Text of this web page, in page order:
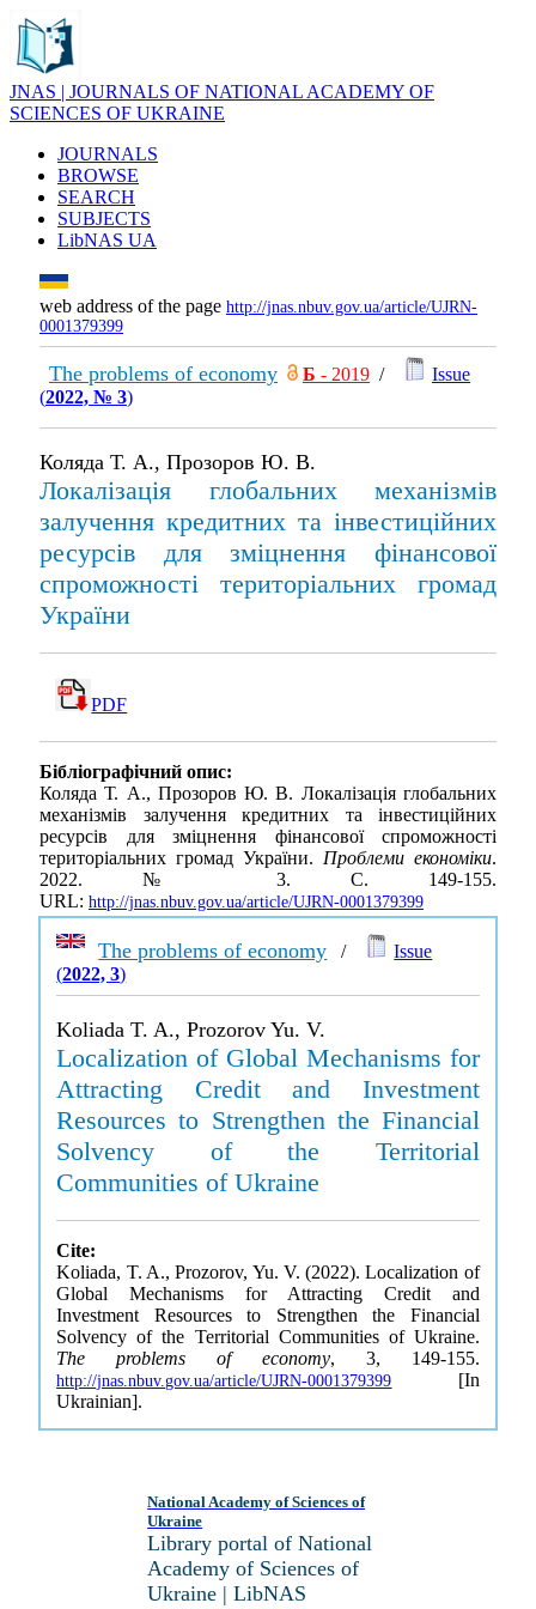
JNAS | JOURNALS OF NATIONAL ACADEMY OF
SCIENCES OF UKRAINE
JOURNALS
BROWSE
SEARCH
SUBJECTS
LibNAS UA
web address of the page http://jnas.nbuv.gov.ua/article/UJRN-
0001379399
The problems of economy Б - 2019 /
Issue
(2022, № 3)
Коляда Т. А., Прозоров Ю. В.
Локалізація глобальних механізмів
залучення кредитних та інвестиційних
ресурсів для зміцнення фінансової
спроможності територіальних громад
України
PDF
Бібліографічний опис:
Коляда Т. А., Прозоров Ю. В. Локалізація глобальних
механізмів залучення кредитних та інвестиційних
ресурсів для зміцнення фінансової спроможності
територіальних громад України. Проблеми економіки.
2022. № 3. С. 149-155.
URL: http://jnas.nbuv.gov.ua/article/UJRN-0001379399
The problems of economy /
Issue
(2022, 3)
Koliada T. A., Prozorov Yu. V.
Localization of Global Mechanisms for
Attracting Credit and Investment
Resources to Strengthen the Financial
Solvency of the Territorial
Communities of Ukraine
Cite:
Koliada, T. A., Prozorov, Yu. V. (2022). Localization of
Global Mechanisms for Attracting Credit and
Investment Resources to Strengthen the Financial
Solvency of the Territorial Communities of Ukraine.
The problems of economy, 3, 149-155.
http://jnas.nbuv.gov.ua/article/UJRN-0001379399 [In
Ukrainian].
National Academy of Sciences of
Ukraine
Library portal of National
Academy of Sciences of
Ukraine | LibNAS